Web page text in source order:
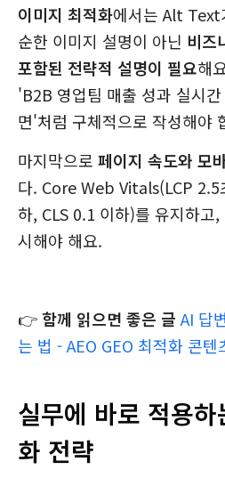
이미지 최적화에서는 Alt Text
순한 이미지 설명이 아닌 비즈
포함된 전략적 설명이 필요해
'B2B 영업팀 매출 성과 실시
면'처럼 구체적으로 작성해야
마지막으로 페이지 속도와 모
다. Core Web Vitals(LCP
하, CLS 0.1 이하)를 유지하고
시해야 해요.
👉함께 읽으면 좋은 글 AI 답
는 법 - AEO GEO 최적화 콘텐
실무에 바로 적용
화 전략